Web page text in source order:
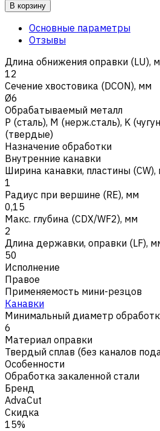
В корзину
Основные параметры
Отзывы
Длина обнижения оправки (LU),
12
Сечение хвостовика (DCON), мм
Ø6
Обрабатываемый металл
Р (сталь), M (нерж.сталь), K
(твердые)
Назначение обработки
Внутренние канавки
Ширина канавки, пластины (CW),
1
Радиус при вершине (RE), мм
0,15
Макс. глубина (CDX/WF2), мм
2
Длина державки, оправки (LF),
50
Исполнение
Правое
Применяемость мини-резцов
Канавки
Минимальный диаметр
6
Материал оправки
Твердый сплав (без каналов
Особенности
Обработка закаленной стали
Бренд
AdvaCut
Скидка
15%